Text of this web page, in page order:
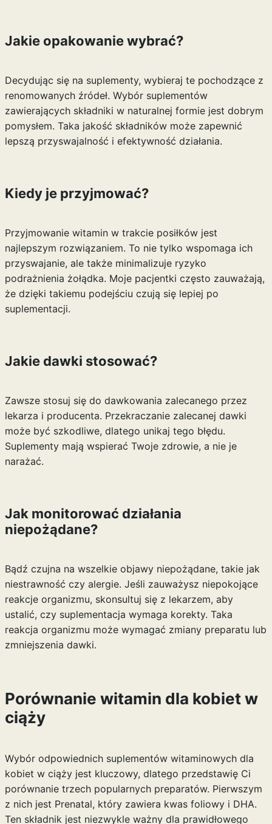
Jakie opakowanie wybrać?
Decydując się na suplementy, wybieraj te pochodzące z
renomowanych źródeł. Wybór suplementów
zawierających składniki w naturalnej formie jest dobrym
pomysłem. Taka jakość składników może zapewnić
lepszą przyswajalność i efektywność działania.
Kiedy je przyjmować?
Przyjmowanie witamin w trakcie posiłków jest
najlepszym rozwiązaniem. To nie tylko wspomaga ich
przyswajanie, ale także minimalizuje ryzyko
podrażnienia żołądka. Moje pacjentki często zauważają,
że dzięki takiemu podejściu czują się lepiej po
suplementacji.
Jakie dawki stosować?
Zawsze stosuj się do dawkowania zalecanego przez
lekarza i producenta. Przekraczanie zalecanej dawki
może być szkodliwe, dlatego unikaj tego błędu.
Suplementy mają wspierać Twoje zdrowie, a nie je
narażać.
Jak monitorować działania
niepożądane?
Bądź czujna na wszelkie objawy niepożądane, takie jak
niestrawność czy alergie. Jeśli zauważysz niepokojące
reakcje organizmu, skonsultuj się z lekarzem, aby
ustalić, czy suplementacja wymaga korekty. Taka
reakcja organizmu może wymagać zmiany preparatu lub
zmniejszenia dawki.
Porównanie witamin dla kobiet w
ciąży
Wybór odpowiednich suplementów witaminowych dla
kobiet w ciąży jest kluczowy, dlatego przedstawię Ci
porównanie trzech popularnych preparatów. Pierwszym
z nich jest Prenatal, który zawiera kwas foliowy i DHA.
Ten składnik jest niezwykle ważny dla prawidłowego